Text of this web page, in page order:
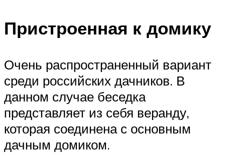
Пристроенная к домику
Очень распространенный вариант
среди российских дачников. В
данном случае беседка
представляет из себя веранду,
которая соединена с основным
дачным домиком.